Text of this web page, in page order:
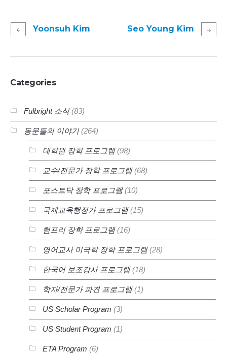
Yoonsuh Kim Seo Young Kim
Categories
Fulbright 소식(83)
동문들의 이야기(264)
대학원 장학 프로그램(98)
교수/전문가 장학 프로그램(68)
포스트닥 장학 프로그램(10)
국제교육행정가 프로그램(15)
험프리 장학 프로그램(16)
영어교사 미국학 장학 프로그램(28)
한국어 보조강사 프로그램(18)
학자/전문가 파견 프로그램(1)
US Scholar Program (3)
US Student Program (1)
ETA Program (6)